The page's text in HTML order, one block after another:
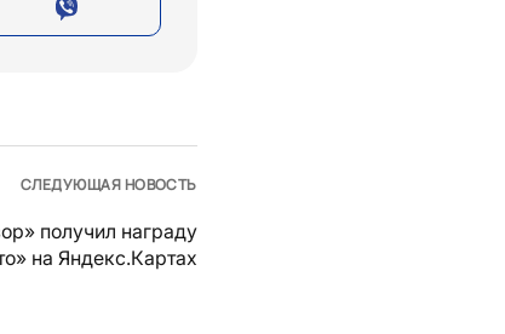
СЛЕДУЮЩАЯ НОВОСТЬ
получил награду
на Яндекс.Картах